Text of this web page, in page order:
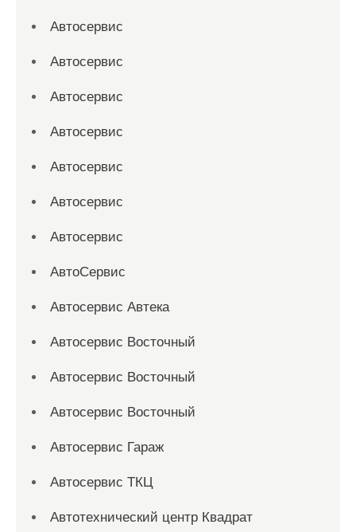
Автосервис
Автосервис
Автосервис
Автосервис
Автосервис
Автосервис
Автосервис
АвтоСервис
Автосервис Автека
Автосервис Восточный
Автосервис Восточный
Автосервис Восточный
Автосервис Гараж
Автосервис ТКЦ
Автотехнический центр Квадрат